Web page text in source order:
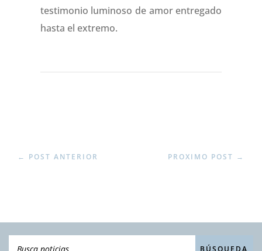
testimonio luminoso de amor entregado
hasta el extremo.
← POST ANTERIOR PROXIMO POST →